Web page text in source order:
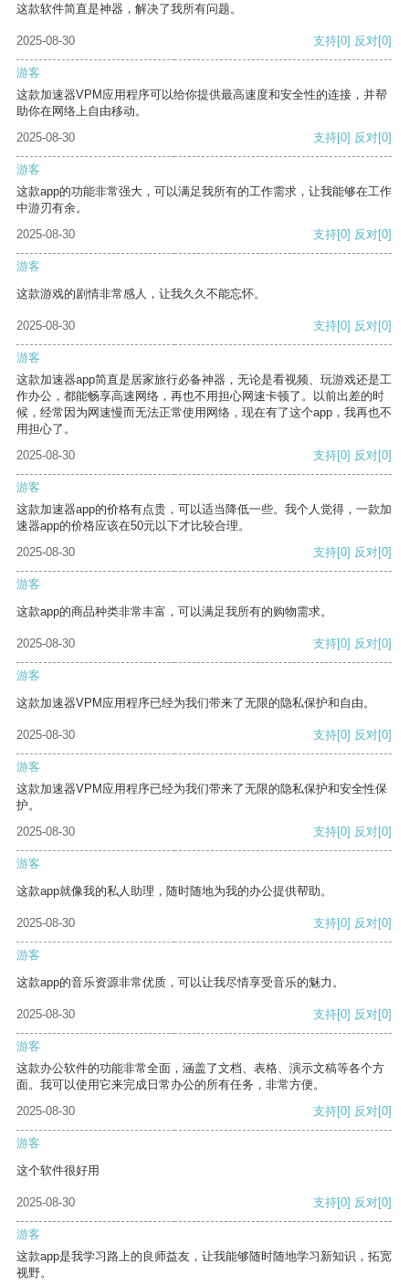
这款软件简直是神器，解决了我所有问题。
2025-08-30 支持[0] 反对[0]
游客
这款加速器VPM应用程序可以给你提供最高速度和安全性的连接，并帮
助你在网络上自由移动。
2025-08-30
支持[0] 反对[0]
游客
这款app的功能非常强大，可以满足我所有的工作需求，让我能够在工作
中游刃有余。
2025-08-30
支持[0] 反对[0]
游客
这款游戏的剧情非常感人，让我久久不能忘怀。
2025-08-30 支持[0] 反对[0]
游客
这款加速器app简直是居家旅行必备神器，无论是看视频、玩游戏还是工
作办公，都能畅享高速网络，再也不用担心网速卡顿了。以前出差的时
候，经常因为网速慢而无法正常使用网络，现在有了这个app，我再也不
用担心了。
2025-08-30
支持[0] 反对[0]
游客
这款加速器app的价格有点贵，可以适当降低一些。我个人觉得，一款加
速器app的价格应该在50元以下才比较合理。
2025-08-30
支持[0] 反对[0]
游客
这款app的商品种类非常丰富，可以满足我所有的购物需求。
2025-08-30 支持[0] 反对[0]
游客
这款加速器VPM应用程序已经为我们带来了无限的隐私保护和自由。
2025-08-30 支持[0] 反对[0]
游客
这款加速器VPM应用程序已经为我们带来了无限的隐私保护和安全性保
护。
2025-08-30
支持[0] 反对[0]
游客
这款app就像我的私人助理，随时随地为我的办公提供帮助。
2025-08-30 支持[0] 反对[0]
游客
这款app的音乐资源非常优质，可以让我尽情享受音乐的魅力。
2025-08-30 支持[0] 反对[0]
游客
这款办公软件的功能非常全面，涵盖了文档、表格、演示文稿等各个方
面。我可以使用它来完成日常办公的所有任务，非常方便。
2025-08-30
支持[0] 反对[0]
游客
这个软件很好用
2025-08-30 支持[0] 反对[0]
游客
这款app是我学习路上的良师益友，让我能够随时随地学习新知识，拓宽
视野。